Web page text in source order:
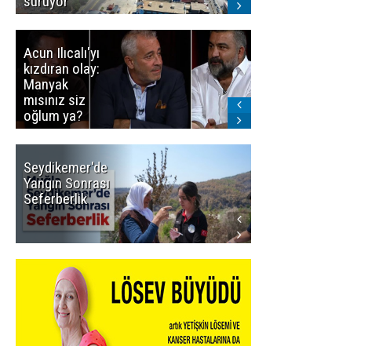
Acun Ilıcalı'yı
kızdıran olay:
Manyak
mısınız siz
oğlum ya?
Seydikemer'de
Yangın Sonrası
Seferberlik